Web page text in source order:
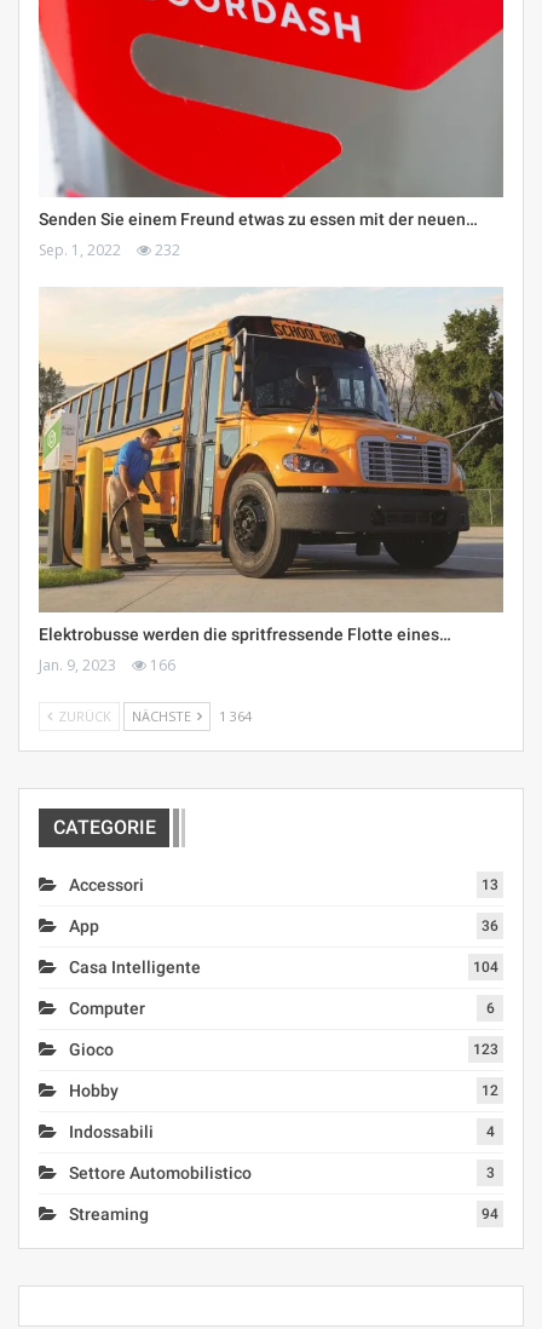
Senden Sie einem Freund etwas zu essen mit der neuen…
Sep. 1, 2022 232
Elektrobusse werden die spritfressende Flotte eines…
Jan. 9, 2023 166
ZURÜCK NÄCHSTE 1 364
CATEGORIE
Accessori 13
App 36
Casa Intelligente 104
Computer 6
Gioco 123
Hobby 12
Indossabili 4
Settore Automobilistico 3
Streaming 94